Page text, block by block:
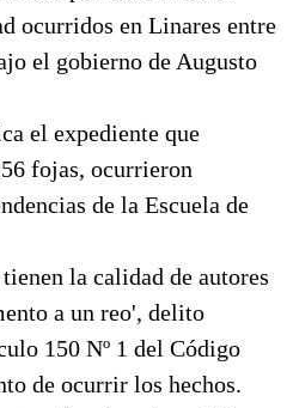
ocurridos en Linares entre
el gobierno de Augusto
el expediente que
fojas, ocurrieron
de la Escuela de
la calidad de autores
a un reo', delito
150 Nº 1 del Código
de ocurrir los hechos.